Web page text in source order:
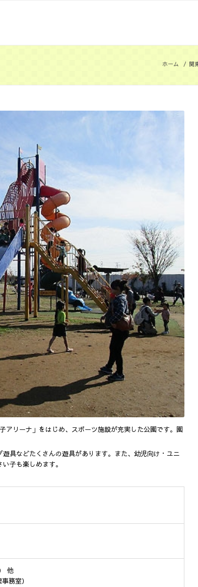
ホーム / 関
アリーナ」をはじめ、スポーツ施設が充実した公園です。園
具などたくさんの遊具があります。また、幼児向け・ユニ
子も楽しめます。
他
務室）